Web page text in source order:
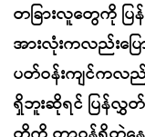
တခြားလူတွေကို ပြ
အားလုံးကလည်းပြ
ပတ်ဝန်းကျင်ကလည်း
ရှိဘူးဆိုရင် ပြန်လွှတ်